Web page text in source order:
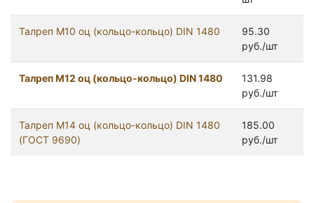
Талреп М10 оц (кольцо-кольцо) DIN 1480
95.30
руб./шт
Талреп М12 оц (кольцо-кольцо) DIN 1480
131.98
руб./шт
Талреп М14 оц (кольцо-кольцо) DIN 1480
(ГОСТ 9690)
185.00
руб./шт